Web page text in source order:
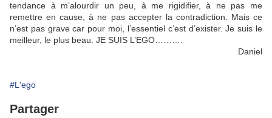
tendance à m’alourdir un peu, à me rigidifier, à ne pas me
remettre en cause, à ne pas accepter la contradiction. Mais ce
n’est pas grave car pour moi, l’essentiel c’est d’exister. Je suis le
meilleur, le plus beau. JE SUIS L’EGO……….
Daniel
#L'ego
Partager